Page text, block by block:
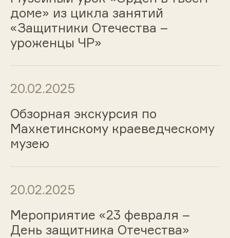
доме» из цикла занятий
«Защитники Отечества –
уроженцы ЧР»
20.02.2025
Обзорная экскурсия по
Махкетинскому краеведческому
музею
20.02.2025
Мероприятие «23 февраля –
День защитника Отечества»